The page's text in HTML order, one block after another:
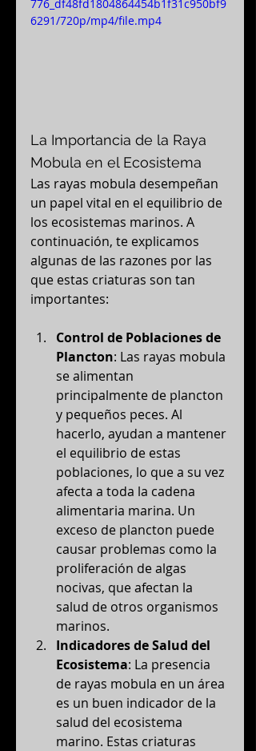
776_df48fd1804864454b1f31c950bf9
6291/720p/mp4/file.mp4
La Importancia de la Raya
Mobula en el Ecosistema
Las rayas mobula desempeñan
un papel vital en el equilibrio de
los ecosistemas marinos. A
continuación, te explicamos
algunas de las razones por las
que estas criaturas son tan
importantes:
Control de Poblaciones de
Plancton: Las rayas mobula
se alimentan
principalmente de plancton
y pequeños peces. Al
hacerlo, ayudan a mantener
el equilibrio de estas
poblaciones, lo que a su vez
afecta a toda la cadena
alimentaria marina. Un
exceso de plancton puede
causar problemas como la
proliferación de algas
nocivas, que afectan la
salud de otros organismos
marinos.
Indicadores de Salud del
Ecosistema: La presencia
de rayas mobula en un área
es un buen indicador de la
salud del ecosistema
marino. Estas criaturas